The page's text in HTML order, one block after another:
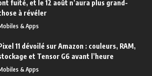
fuité, et le 12 août n’aura plus grand-
à révéler
& Apps
11 dévoilé sur Amazon : couleurs, RAM,
et Tensor G6 avant l’heure
& Apps